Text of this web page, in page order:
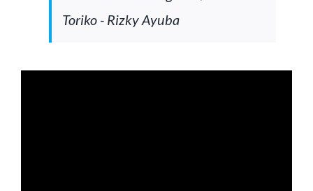
Toriko - Rizky Ayuba